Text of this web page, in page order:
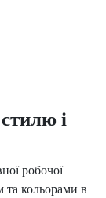
і
робочої
та кольорами в